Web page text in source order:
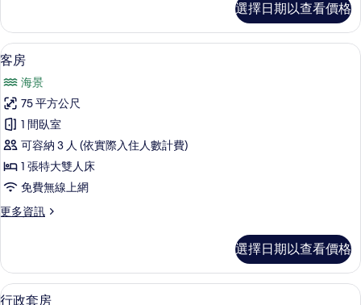
片
套
房
的
情
選擇日期以查看價格
顯
客
房
的
所
有
片
客房 | 迷你吧、書桌、遮光布/窗簾、
17
客房
海景
75 平方公尺
1 間臥室
可容納 3 人 (依實際入住人數計費)
1 張特大雙人床
免費無線上網
更多資訊
更
的
詳
情
選擇日期以查看價格
顯
迷你吧、書桌、遮光布/窗簾、免費搖
19
行政套房